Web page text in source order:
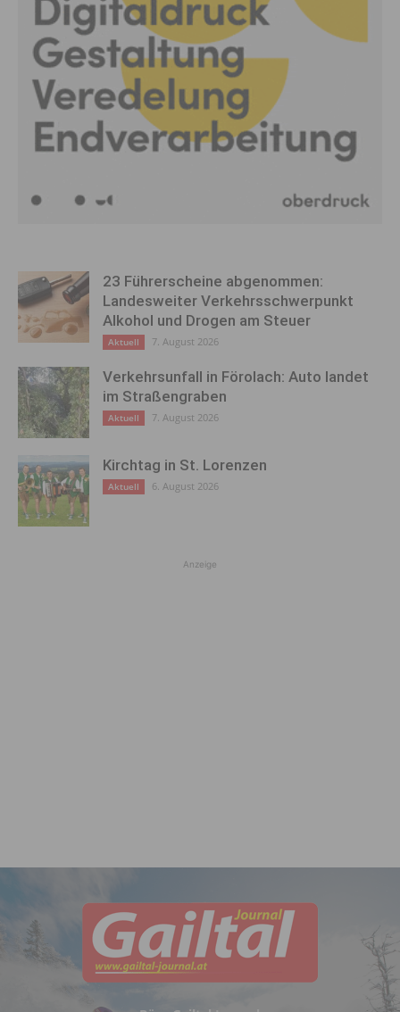
23 Führerscheine abgenommen:
Landesweiter Verkehrsschwerpunkt
Alkohol und Drogen am Steuer
Aktuell 7. August 2026
Verkehrsunfall in Förolach: Auto landet
im Straßengraben
Aktuell 7. August 2026
Kirchtag in St. Lorenzen
Aktuell 6. August 2026
Anzeige